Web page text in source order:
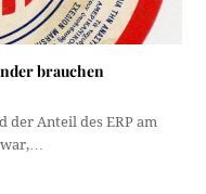
brauchen
Anteil des ERP am